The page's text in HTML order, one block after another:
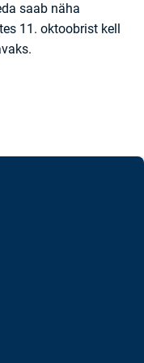
saab näha
11. oktoobrist kell